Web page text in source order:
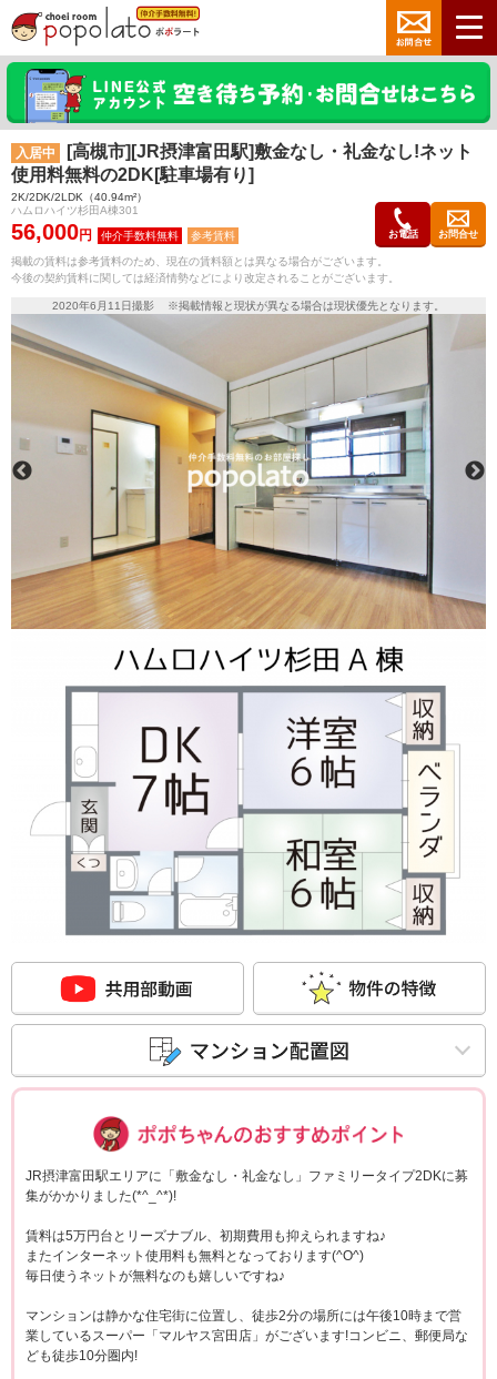
入居中
[高槻市][JR摂津富田駅]敷金なし・礼金なし!ネット
使用料無料の2DK[駐車場有り]
2K/2DK/2LDK（40.94m²）
ハムロハイツ杉田A棟301
56,000円 参考賃料 お電話 お問合せ
掲載の賃料は参考賃料のため、現在の賃料額とは異なる場合がございます。
今後の契約賃料に関しては経済情勢などにより改定されることがございます。
2020年6月11日撮影 ※掲載情報と現状が異なる場合は現状優先となります。
JR摂津富田駅エリアに「敷金なし・礼金なし」ファミリータイプ2DKに募
集がかかりました(*^_^*)!
賃料は5万円台とリーズナブル、初期費用も抑えられますね♪
またインターネット使用料も無料となっております(^O^)
毎日使うネットが無料なのも嬉しいですね♪
マンションは静かな住宅街に位置し、徒歩2分の場所には午後10時まで営
業しているスーパー「マルヤス宮田店」がございます!コンビニ、郵便局な
ども徒歩10分圏内!